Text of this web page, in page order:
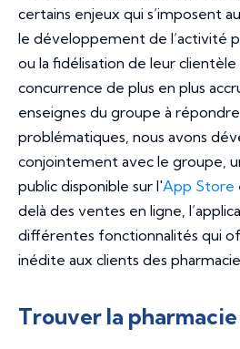
certains enjeux qui s’imposent
le développement de l’activité
ou la fidélisation de leur
concurrence de plus en plus
enseignes du groupe à
problématiques, nous avons
conjointement avec le groupe,
public disponible sur l'App Store
delà des ventes en ligne,
différentes fonctionnalités qui
inédite aux clients des
Trouver la